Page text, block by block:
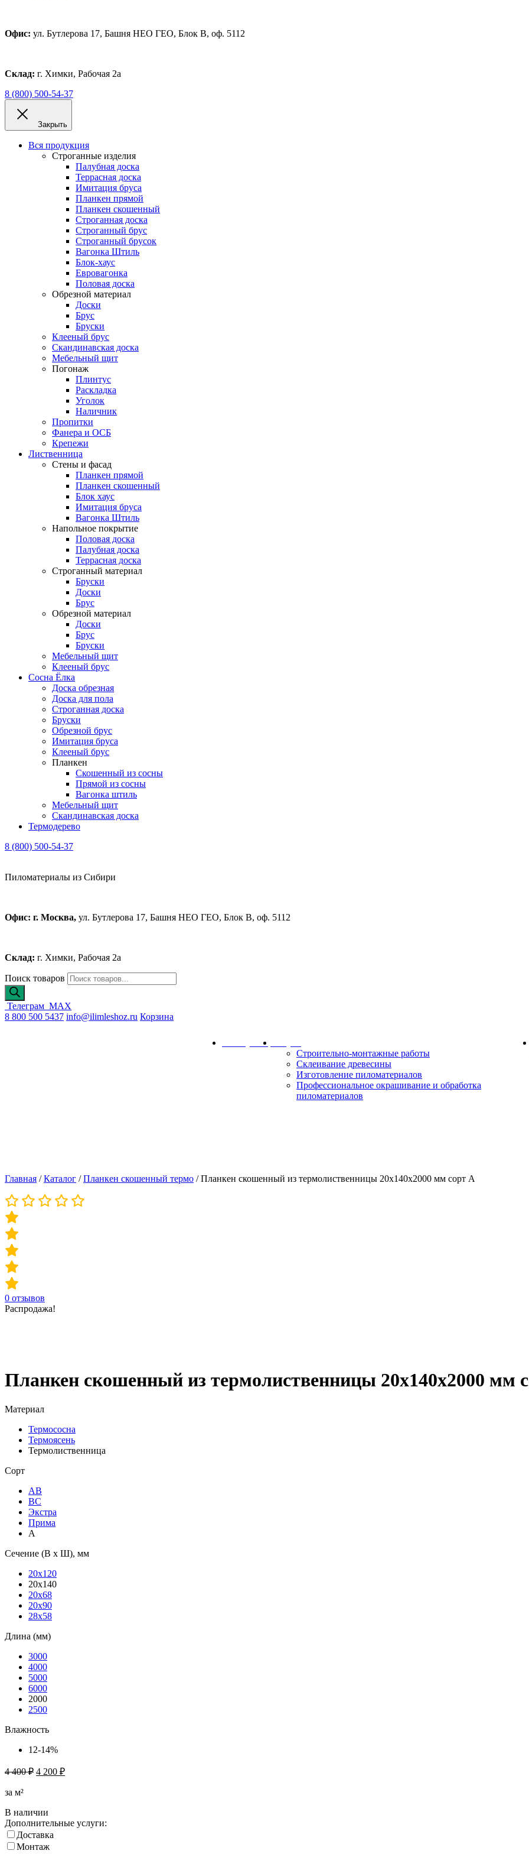
Офис: ул. Бутлерова 17, Башня НЕО ГЕО, Блок В, оф. 5112
Склад: г. Химки, Рабочая 2а
8 (800) 500-54-37
Закрыть
Вся продукция
Строганные изделия
Палубная доска
Террасная доска
Имитация бруса
Планкен прямой
Планкен скошенный
Строганная доска
Строганный брус
Строганный брусок
Вагонка Штиль
Блок-хаус
Евровагонка
Половая доска
Обрезной материал
Доски
Брус
Бруски
Клееный брус
Скандинавская доска
Мебельный щит
Погонаж
Плинтус
Раскладка
Уголок
Наличник
Пропитки
Фанера и ОСБ
Крепежи
Лиственница
Стены и фасад
Планкен прямой
Планкен скошенный
Блок хаус
Имитация бруса
Вагонка Штиль
Напольное покрытие
Половая доска
Палубная доска
Террасная доска
Строганный материал
Бруски
Доски
Брус
Обрезной материал
Доски
Брус
Бруски
Мебельный щит
Клееный брус
Сосна Ёлка
Доска обрезная
Доска для пола
Строганная доска
Бруски
Обрезной брус
Имитация бруса
Клееный брус
Планкен
Скошенный из сосны
Прямой из сосны
Вагонка штиль
Мебельный щит
Скандинавская доска
Термодерево
8 (800) 500-54-37
Пиломатериалы из Сибири
Офис: г. Москва, ул. Бутлерова 17, Башня НЕО ГЕО, Блок В, оф. 5112
Склад: г. Химки, Рабочая 2а
Поиск товаров
Телеграм MAX
8 800 500 5437 info@ilimleshoz.ru Корзина
Калькулятор
Строительно-монтажные работы
Склеивание древесины
Изготовление пиломатериалов
Профессиональное окрашивание и обработка
пиломатериалов
Главная /Каталог /Планкен скошенный термо /Планкен скошенный из термолиственницы 20х140х2000 мм сорт А
0 отзывов
Распродажа!
Планкен скошенный из термолиственницы 20х140х2000 мм
Материал
Термососна
Термоясень
Термолиственница
Сорт
АВ
ВС
Экстра
Прима
А
Сечение (В х Ш), мм
20х120
20х140
20х68
20х90
28х58
Длина (мм)
3000
4000
5000
6000
2000
2500
Влажность
12-14%
4 400₽ 4 200 ₽
за м²
В наличии
Дополнительные услуги:
Доставка
Монтаж